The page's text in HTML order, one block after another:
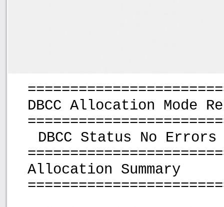
DBCC Allocation Mode
DBCC Status No
Allocation Summary